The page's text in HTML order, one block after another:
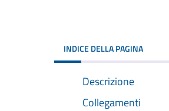
INDICE DELLA PAGINA
Descrizione
Collegamenti